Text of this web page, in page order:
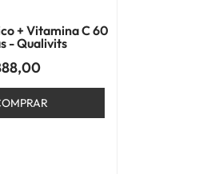
+ Vitamina C 60
- Qualivits